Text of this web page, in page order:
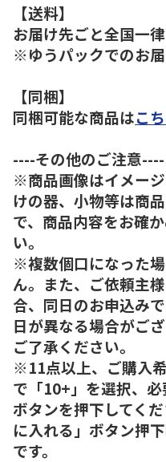
【送料】
お届け先ごと全国一律
※ゆうパックでのお届
【同梱】
同梱可能な商品はこ
----その他のご注意----
※商品画像はイメー
けの器、小物等は商
で、商品内容をお確
い。
※複数個口になった
ん。また、ご依頼主
合、同日のお申込み
日が異なる場合がご
ご了承ください。
※11点以上、ご購入
で「10+」を選択、必
ボタンを押下してく
に入れる」ボタン押
です。